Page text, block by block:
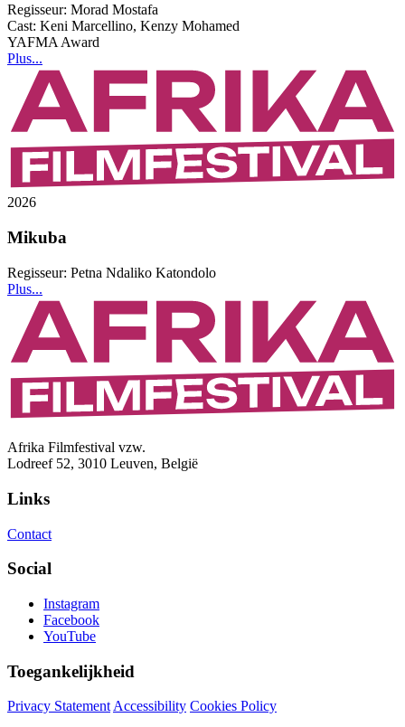
Regisseur: Morad Mostafa
Cast: Keni Marcellino, Kenzy Mohamed
YAFMA Award
Plus...
2026
Mikuba
Regisseur: Petna Ndaliko Katondolo
Plus...
Afrika Filmfestival vzw.
Lodreef 52, 3010 Leuven, België
Links
Contact
Social
Instagram
Facebook
YouTube
Toegankelijkheid
Privacy StatementAccessibility Cookies Policy